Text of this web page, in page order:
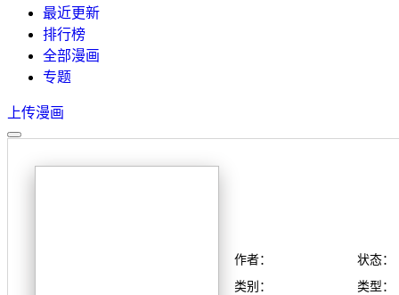
最近更新
排行榜
全部漫画
专题
上传漫画
作者：
状态：
类别：
类型：